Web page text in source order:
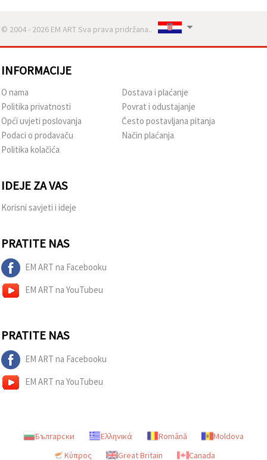
© 2004 - 2026 EM ART Sva prava pridržana..
INFORMACIJE
O nama
Politika privatnosti
Opći uvjeti poslovanja
Podaci o prodavaču
Politika kolačića
Dostava i plaćanje
Povrat i odustajanje
Često postavljana pitanja
Način plaćanja
IDEJE ZA VAS
Korisni savjeti i ideje
PRATITE NAS
EM ART na Facebooku
EM ART na YouTubeu
PRATITE NAS
EM ART na Facebooku
EM ART na YouTubeu
Български Ελληνικά Română
Moldova
Κύπρος
Great Britain Canada